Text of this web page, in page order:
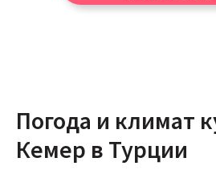
Погода и климат
Кемер в Турции